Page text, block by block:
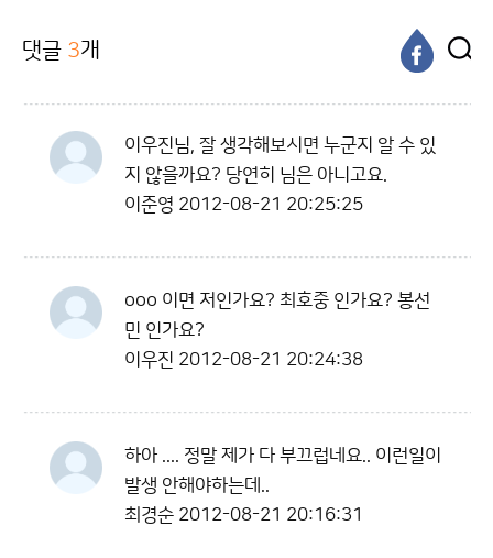
댓글 3개
이우진님, 잘 생각해보시면 누군지 알 수 있
지 않을까요? 당연히 님은 아니고요.
이준영 2012-08-21 20:25:25
ooo 이면 저인가요? 최호중 인가요? 봉선
민 인가요?
이우진 2012-08-21 20:24:38
하아 .... 정말 제가 다 부끄럽네요.. 이런일이
발생 안해야하는데..
최경순 2012-08-21 20:16:31